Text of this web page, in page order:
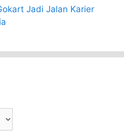
Jadi Jalan Karier